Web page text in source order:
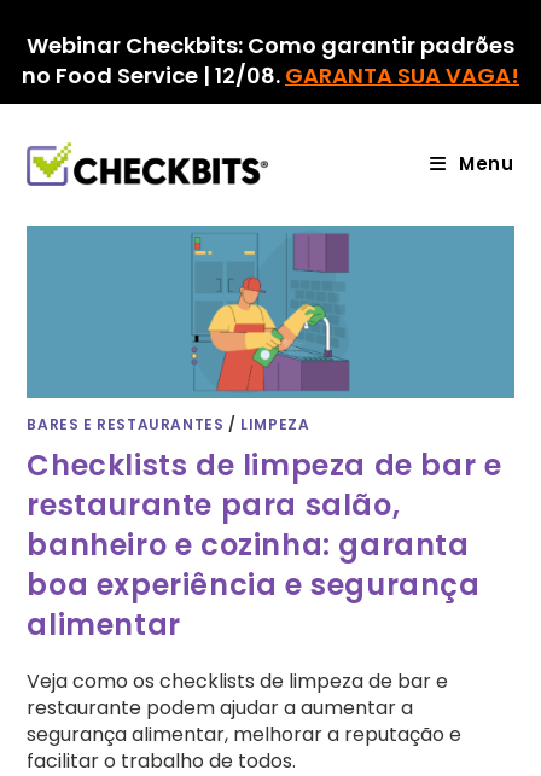
para
conteúdo
Webinar Checkbits: Como garantir padrões
no Food Service | 12/08. GARANTA SUA VAGA!
Menu
BARES E RESTAURANTES / LIMPEZA
Checklists de limpeza de bar e
restaurante para salão,
banheiro e cozinha: garanta
boa experiência e segurança
alimentar
Veja como os checklists de limpeza de bar e
restaurante podem ajudar a aumentar a
segurança alimentar, melhorar a reputação e
facilitar o trabalho de todos.